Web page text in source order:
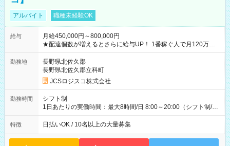
アルバイト 職種未経験OK
給与
月給450,000円～800,000円
★配達個数が増えるとさらに給与UP！ 1番稼ぐ人で月120万ほ
ど！ ・主要都市エリア 月収55万円／週5日稼働 月収65万~112
万円／週6日稼働 ・地方郊外エリア 月収40万円／週5日稼働 月
収40万円~50万円／週6日稼働 ＜モデルイメージ＞ ■月収50万
円 (27歳男性/江東区在住)※元建築関係 1日150個配達×25日勤務
(日休み) ■月収80万円(43歳男性/墨田区在住)※元営業 1日200個
勤務地
長野県北佐久郡
長野県北佐久郡立科町
JCSロジスコ株式会社
勤務時間
シフト制
1日あたりの実働時間：最大8時間/日 8:00～20:00（シフト制/実
働8時間） ※週5日勤務（場所次第では週4も有り） ※配達状況
によって時間外での勤務可能性有り ※案件により多少の前後あ
特徴 日払いOK / 10名以上の大量募集